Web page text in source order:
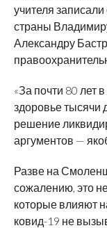
учителя
страны
Александру
«За почти 80 лет
здоровье тысячи
решение
аргументов —
Разве на
сожалению, это
которые влияют
ковид-19 не